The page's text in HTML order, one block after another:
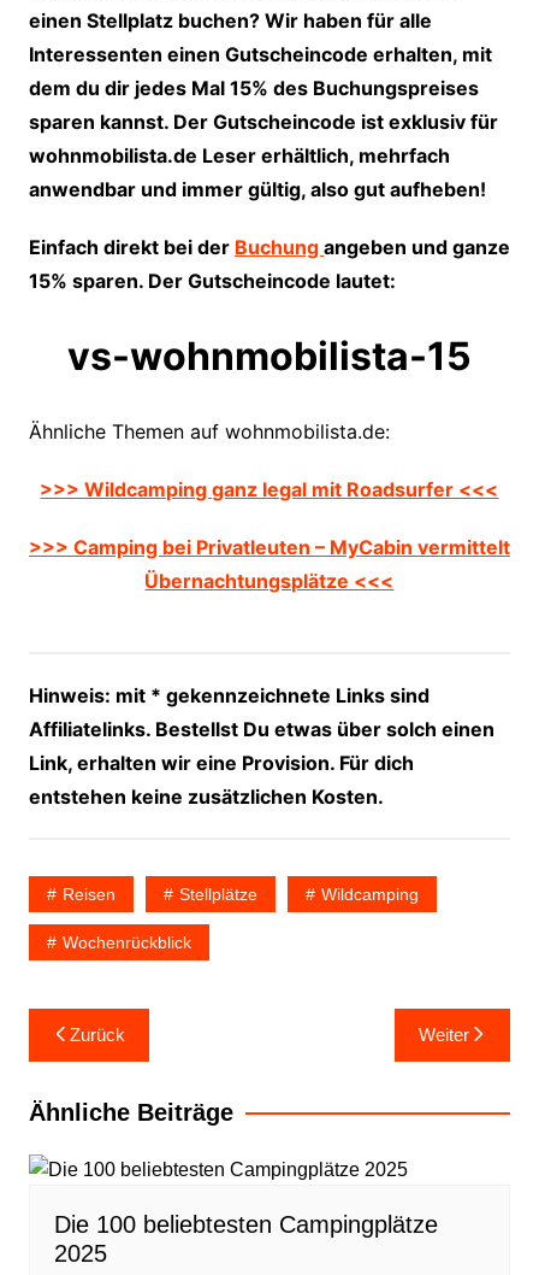
einen Stellplatz buchen? Wir haben für alle
Interessenten einen Gutscheincode erhalten, mit
dem du dir jedes Mal 15% des Buchungspreises
sparen kannst. Der Gutscheincode ist exklusiv für
wohnmobilista.de Leser erhältlich, mehrfach
anwendbar und immer gültig, also gut aufheben!
Einfach direkt bei der Buchung angeben und ganze
15% sparen. Der Gutscheincode lautet:
vs-wohnmobilista-15
Ähnliche Themen auf wohnmobilista.de:
>>> Wildcamping ganz legal mit Roadsurfer <<<
>>> Camping bei Privatleuten – MyCabin vermittelt
Übernachtungsplätze <<<
Hinweis: mit * gekennzeichnete Links sind
Affiliatelinks. Bestellst Du etwas über solch einen
Link, erhalten wir eine Provision. Für dich
entstehen keine zusätzlichen Kosten.
Reisen Stellplätze Wildcamping
Wochenrückblick
Beitragsnavigation
Zurück Weiter
Ähnliche Beiträge
Die 100 beliebtesten Campingplätze
2025